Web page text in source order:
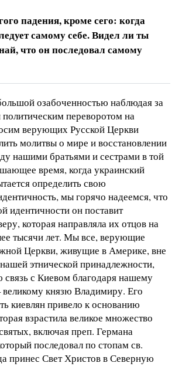
падения, кроме сего: когда
самому себе. Видел ли ты
что он последовал самому
озабоченностью наблюдая за
переворотом на
верующих Русской Церкви
молитвы о мире и восстановлении
нашими братьями и сестрами в той
время, когда украинский
определить свою
мы горячо надеемся, что
идентичности он поставит
которая направляла их отцов на
тысячи лет. Мы все, верующие
Церкви, живущие в Америке, вне
этнической принадлежности,
с Киевом благодаря нашему
князю Владимиру. Его
киевлян привело к основанию
взрастила великое множество
включая преп. Германа
последовал по стопам св.
принес Свет Христов в Северную